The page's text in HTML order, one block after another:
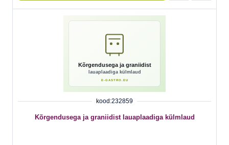
kood:232859
Kõrgendusega ja graniidist lauaplaadiga külmlaud